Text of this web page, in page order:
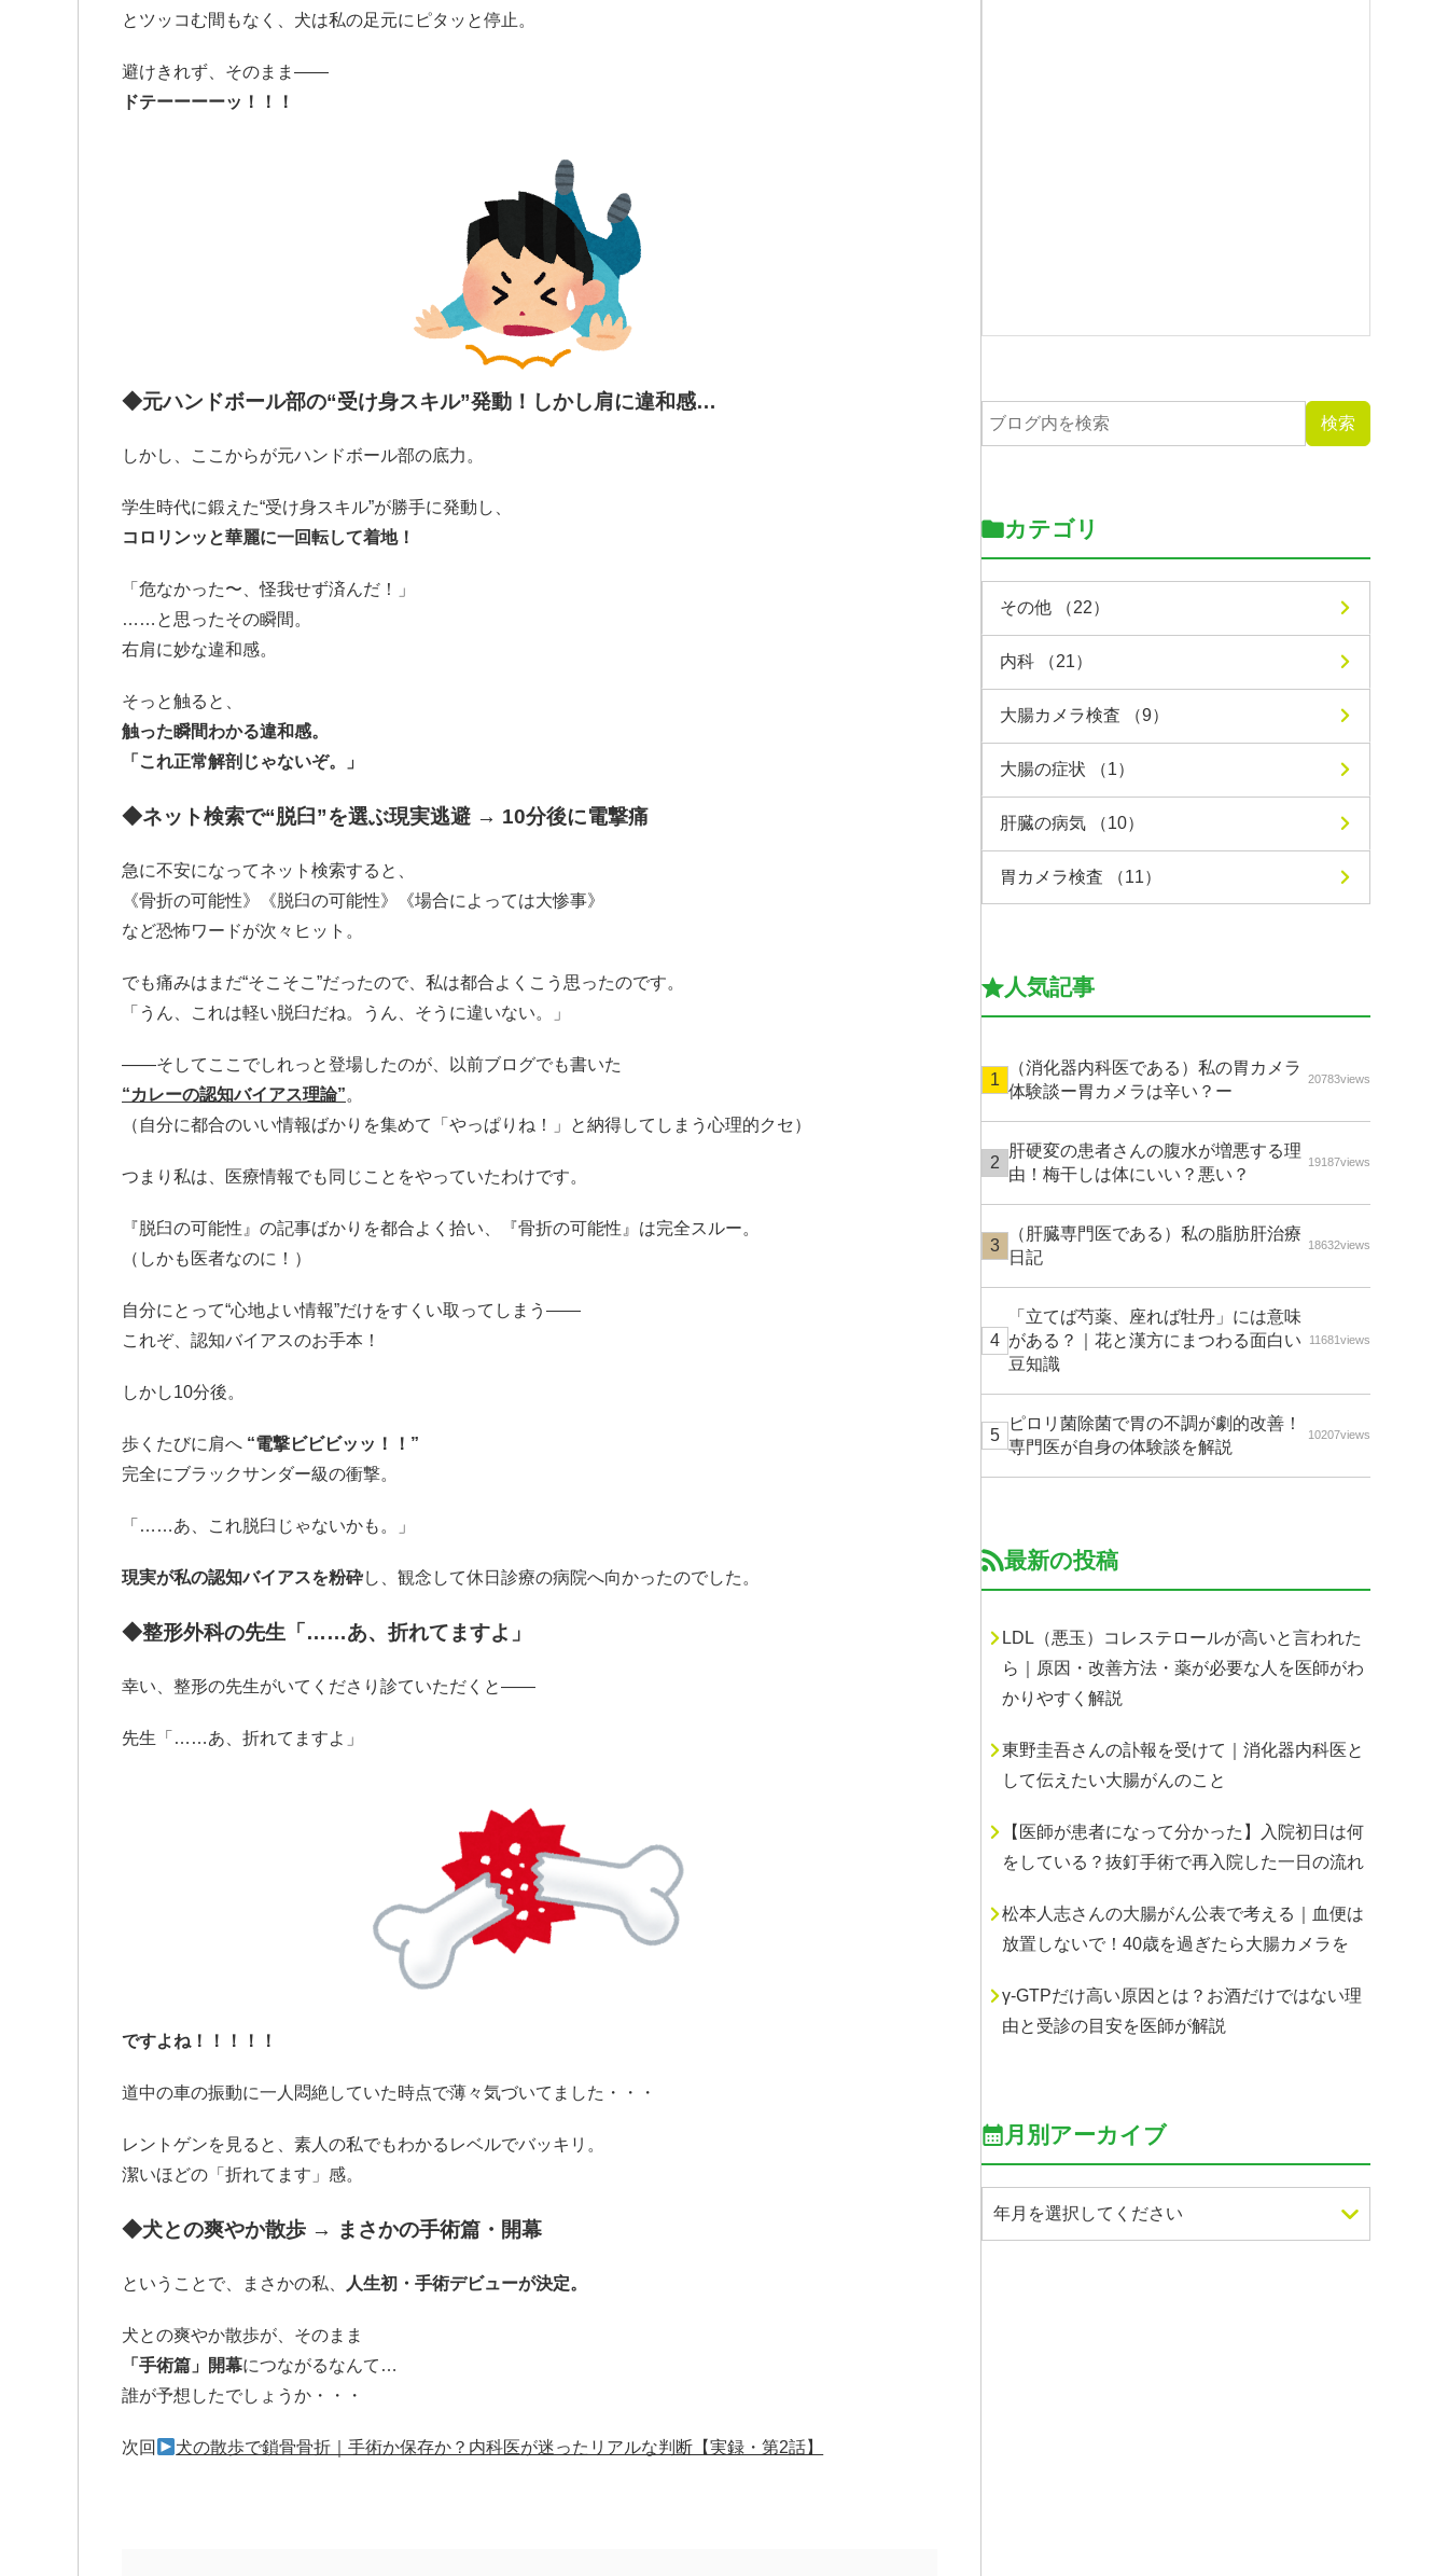
とツッコむ間もなく、犬は私の足元にピタッと停止。
避けきれず、そのまま——
ドテーーーーッ！！！
◆元ハンドボール部の“受け身スキル”発動！しかし肩に違和感…
しかし、ここからが元ハンドボール部の底力。
学生時代に鍛えた“受け身スキル”が勝手に発動し、
コロリンッと華麗に一回転して着地！
「危なかった〜、怪我せず済んだ！」
……と思ったその瞬間。
右肩に妙な違和感。
そっと触ると、
触った瞬間わかる違和感。
「これ正常解剖じゃないぞ。」
◆ネット検索で“脱臼”を選ぶ現実逃避 → 10分後に電撃痛
急に不安になってネット検索すると、
《骨折の可能性》《脱臼の可能性》《場合によっては大惨事》
など恐怖ワードが次々ヒット。
でも痛みはまだ“そこそこ”だったので、私は都合よくこう思ったのです。
「うん、これは軽い脱臼だね。うん、そうに違いない。」
——そしてここでしれっと登場したのが、以前ブログでも書いた
“カレーの認知バイアス理論”。
（自分に都合のいい情報ばかりを集めて「やっぱりね！」と納得してしまう心理的クセ）
つまり私は、医療情報でも同じことをやっていたわけです。
『脱臼の可能性』の記事ばかりを都合よく拾い、『骨折の可能性』は完全スルー。
（しかも医者なのに！）
自分にとって“心地よい情報”だけをすくい取ってしまう——
これぞ、認知バイアスのお手本！
しかし10分後。
歩くたびに肩へ “電撃ビビビッッ！！”
完全にブラックサンダー級の衝撃。
「……あ、これ脱臼じゃないかも。」
現実が私の認知バイアスを粉砕し、観念して休日診療の病院へ向かったのでした。
◆整形外科の先生「……あ、折れてますよ」
幸い、整形の先生がいてくださり診ていただくと——
先生「……あ、折れてますよ」
ですよね！！！！！
道中の車の振動に一人悶絶していた時点で薄々気づいてました・・・
レントゲンを見ると、素人の私でもわかるレベルでバッキリ。
潔いほどの「折れてます」感。
◆犬との爽やか散歩 → まさかの手術篇・開幕
ということで、まさかの私、 人生初・手術デビューが決定。
犬との爽やか散歩が、そのまま
「手術篇」開幕につながるなんて…
誰が予想したでしょうか・・・
次回 犬の散歩で鎖骨骨折｜手術か保存か？内科医が迷ったリアルな判断【実録・第2話】
カテゴリ
その他 （22）
内科 （21）
大腸カメラ検査 （9）
大腸の症状 （1）
肝臓の病気 （10）
胃カメラ検査 （11）
人気記事
（消化器内科医である）私の胃カメラ
体験談ー胃カメラは辛い？ー
20783views
肝硬変の患者さんの腹水が増悪する理
由！梅干しは体にいい？悪い？
19187views
（肝臓専門医である）私の脂肪肝治療
日記
18632views
「立てば芍薬、座れば牡丹」には意味
がある？｜花と漢方にまつわる面白い
豆知識
11681views
ピロリ菌除菌で胃の不調が劇的改善！
専門医が自身の体験談を解説
10207views
最新の投稿
LDL（悪玉）コレステロールが高いと言われた
ら｜原因・改善方法・薬が必要な人を医師がわ
かりやすく解説
東野圭吾さんの訃報を受けて｜消化器内科医と
して伝えたい大腸がんのこと
【医師が患者になって分かった】入院初日は何
をしている？抜釘手術で再入院した一日の流れ
松本人志さんの大腸がん公表で考える｜血便は
放置しないで！40歳を過ぎたら大腸カメラを
γ-GTPだけ高い原因とは？お酒だけではない理
由と受診の目安を医師が解説
月別アーカイブ
年月を選択してください